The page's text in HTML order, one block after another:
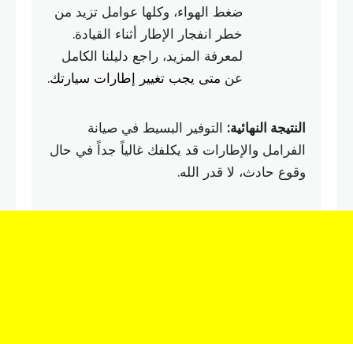
ضغط الهواء، وكلها عوامل تزيد من
خطر انفجار الإطار أثناء القيادة.
لمعرفة المزيد، راجع دليلنا الكامل
عن متى يجب تغيير إطارات سيارتك.
النتيجة النهائية: التوفير البسيط في صيانة
الفرامل والإطارات قد يكلفك غالياً جداً في حال
وقوع حادث، لا قدر الله.